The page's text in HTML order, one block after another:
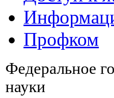
Профком
Федеральное
науки